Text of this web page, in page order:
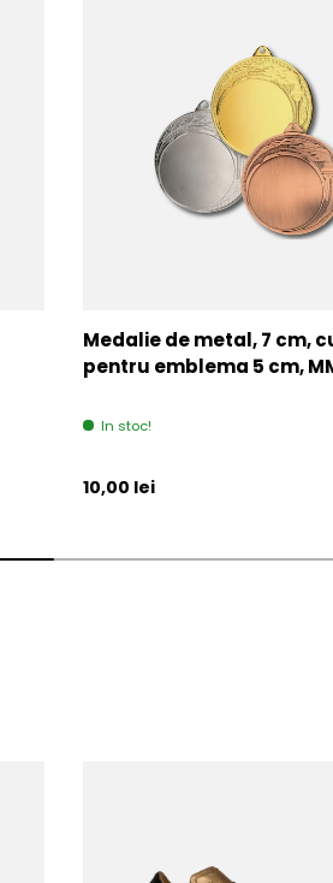
Medalie de metal, 7 cm,
pentru emblema 5 cm,
In stoc!
Pret initial
10,00 lei